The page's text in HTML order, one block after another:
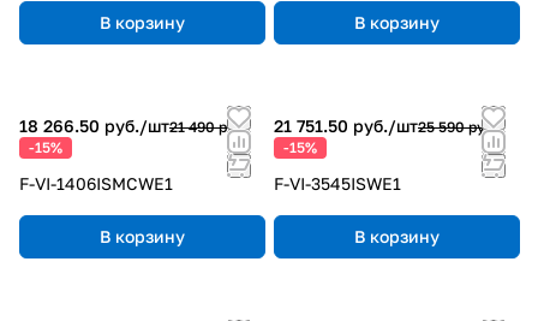
В корзину В корзину
18 266.50 руб./шт21 490 руб.
-15%
F-VI-1406ISMCWE1
В корзину
21 751.50 руб./шт25 590 руб.
-15%
F-VI-3545ISWE1
В корзину